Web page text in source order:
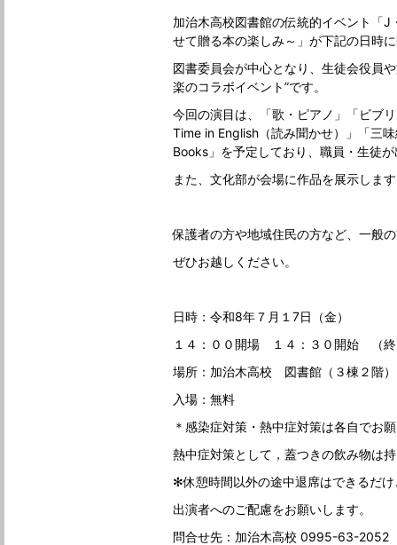
加治木高校図書館の伝統的イベント「
せて贈る本の楽しみ～」が下記の日時
図書委員会が中心となり、生徒会役員
楽のコラボイベント”です。
今回の演目は、「歌・ピアノ」「ビブ
Time in English（読み聞かせ）」「三
Books」を予定しており、職員・生徒
また、文化部が会場に作品を展示しま
保護者の方や地域住民の方など、一般
ぜひお越しください。
日時：令和8年７月１7日（金）
１４：００開場 １４：３０開始 （終
場所：加治木高校 図書館（３棟２階
入場：無料
＊感染症対策・熱中症対策は各自でお
熱中症対策として，蓋つきの飲み物は
✻休憩時間以外の途中退席はできるだ
出演者へのご配慮をお願いします。
問合せ先：加治木高校 0995-63-2052